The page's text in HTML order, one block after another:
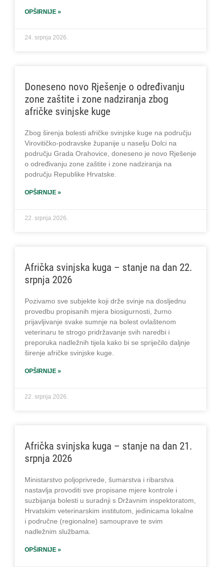
OPŠIRNIJE »
24. srpnja 2026.
Doneseno novo Rješenje o određivanju
zone zaštite i zone nadziranja zbog
afričke svinjske kuge
Zbog širenja bolesti afričke svinjske kuge na području
Virovitičko-podravske županije u naselju Dolci na
području Grada Orahovice, doneseno je novo Rješenje
o određivanju zone zaštite i zone nadziranja na
području Republike Hrvatske.
OPŠIRNIJE »
22. srpnja 2026.
Afrička svinjska kuga – stanje na dan 22.
srpnja 2026
Pozivamo sve subjekte koji drže svinje na dosljednu
provedbu propisanih mjera biosigurnosti, žurno
prijavljivanje svake sumnje na bolest ovlaštenom
veterinaru te strogo pridržavanje svih naredbi i
preporuka nadležnih tijela kako bi se spriječilo daljnje
širenje afričke svinjske kuge.
OPŠIRNIJE »
22. srpnja 2026.
Afrička svinjska kuga – stanje na dan 21.
srpnja 2026
Ministarstvo poljoprivrede, šumarstva i ribarstva
nastavlja provoditi sve propisane mjere kontrole i
suzbijanja bolesti u suradnji s Državnim inspektoratom,
Hrvatskim veterinarskim institutom, jedinicama lokalne
i područne (regionalne) samouprave te svim
nadležnim službama.
OPŠIRNIJE »